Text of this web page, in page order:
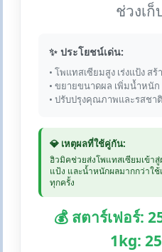
ช่วงเก็
✨ ประโยชน์เด่น:
• โพแทสเซียมสูง เร่งแป้ง สร้
• ขยายขนาดผล เพิ่มน้ำหนัก
• ปรับปรุงคุณภาพและรสชาติ
💎 เหตุผลที่ใช้คู่กัน:
ฮิวมิคช่วยส่งโพแทสเซียมเข้า
แป้ง และน้ำหนักผลมากกว่าใ
ทุกครั้ง
💰 สตาร์เฟอร์:
1kg: